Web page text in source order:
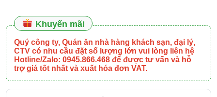
Khuyến mãi
Quý công ty, Quán ăn nhà hàng khách sạn, đại lý,
CTV có nhu cầu đặt số lượng lớn vui lòng liên hệ
Hotline/Zalo: 0945.866.468 để được tư vấn và hỗ
trợ giá tốt nhất và xuất hóa đơn VAT.